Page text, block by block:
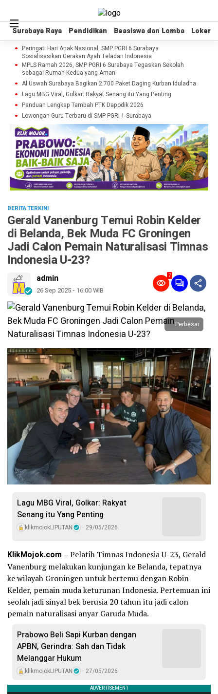
Surabaya Raya Pendidikan Beasiswa dan Lomba Loker
Surabaya Raya Pendidikan Beasiswa dan Lomba Loker
Peringati Hari Anak Nasional, SMP PGRI 6 Surabaya
Sosialisasikan Gerakan Ayah Teladan Indonesia
MPLS Ramah 2026, SMP PGRI 6 Surabaya Tegaskan Sekolah
sebagai Rumah Kedua yang Aman
Al Uswah Surabaya Bagikan 2.700 Paket Daging Kurban Iduladha
Lagu MBG Viral, Golkar: Rakyat Senang itu Yang Penting
Panduan Lengkap Tambah PTK Dapodik 2026
Lowongan Guru Terbaru di SMP PGRI 1 Surabaya
BERITA TERKINI
Gerald Vanenburg Temui Robin Kelder
di Belanda, Bek Muda FC Groningen
Jadi Calon Pemain Naturalisasi Timnas
Indonesia U-23?
admin
26 Sep 2025 - 16:00 WIB
7
Perbesar
Lagu MBG Viral, Golkar: Rakyat
Senang itu Yang Penting
klikmojokLIPUTAN 29/05/2026
KlikMojok.com – Pelatih Timnas Indonesia U-23, Gerald
Vanenburg melakukan kunjungan ke Belanda, tepatnya
ke wilayah Groningen untuk bertemu dengan Robin
Kelder, pemain muda keturunan Indonesia. Pertemuan ini
seolah jadi sinyal bek berusia 20 tahun itu jadi calon
pemain naturalisasi anyar Garuda Muda.
Prabowo Beli Sapi Kurban dengan
APBN, Gerindra: Sah dan Tidak
Melanggar Hukum
klikmojokLIPUTAN 27/05/2026